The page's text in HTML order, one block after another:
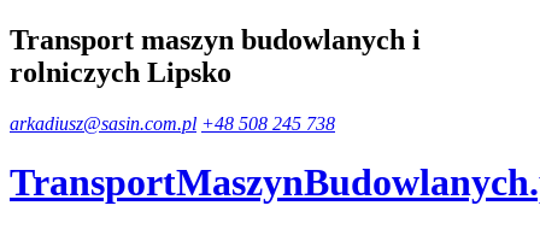
Transport maszyn budowlanych i
rolniczych Lipsko
arkadiusz@sasin.com.pl +48 508 245 738
TransportMaszynBudowlanych